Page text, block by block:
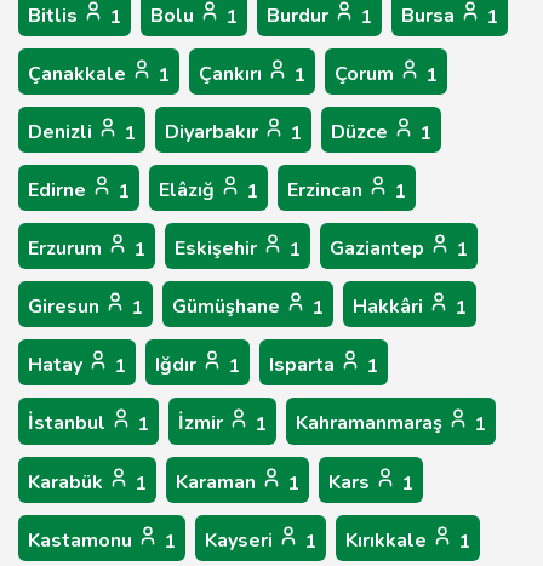
Bitlis 1 Bolu 1 Burdur 1 Bursa 1
Çanakkale 1 Çankırı 1 Çorum 1
Denizli 1 Diyarbakır 1 Düzce 1
Edirne 1 Elâzığ 1 Erzincan 1
Erzurum 1 Eskişehir 1 Gaziantep 1
Giresun 1 Gümüşhane 1 Hakkâri 1
Hatay 1 Iğdır 1 Isparta 1
İstanbul 1 İzmir 1 Kahramanmaraş 1
Karabük 1 Karaman 1 Kars 1
Kastamonu 1 Kayseri 1 Kırıkkale 1